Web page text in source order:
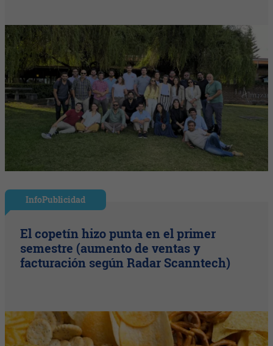
InfoPublicidad
El copetín hizo punta en el primer
semestre (aumento de ventas y
facturación según Radar Scanntech)